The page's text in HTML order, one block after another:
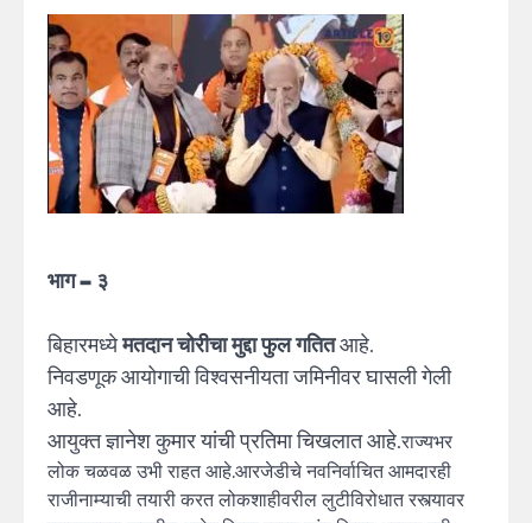
भाग – ३
बिहारमध्येमतदान चोरीचा मुद्दा फुल गतितआहे.
निवडणूक आयोगाची विश्वसनीयता जमिनीवर घासली गेली
आहे.
आयुक्त ज्ञानेश कुमार यांची प्रतिमा चिखलात आहे.राज्यभर
लोक चळवळ उभी राहत आहे.आरजेडीचे नवनिर्वाचित आमदारही
राजीनाम्याची तयारी करत लोकशाहीवरील लुटीविरोधात रस्त्यावर